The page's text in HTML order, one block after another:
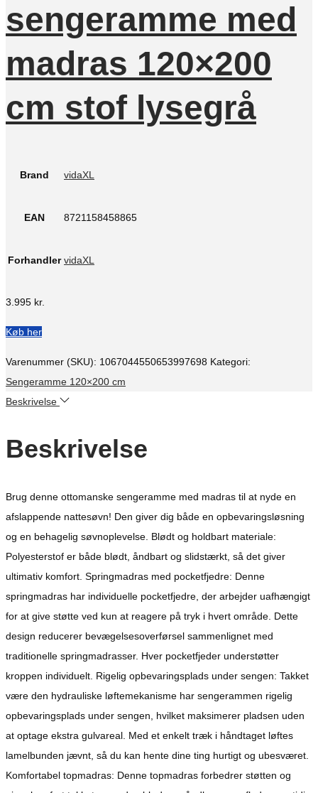
sengeramme med
madras 120×200
cm stof lysegrå
Brand vidaXL
EAN 8721158458865
Forhandler vidaXL
3.995 kr.
Køb her
Varenummer (SKU): 1067044550653997698 Kategori:
Sengeramme 120×200 cm
Beskrivelse
Beskrivelse
Brug denne ottomanske sengeramme med madras til at nyde en
afslappende nattesøvn! Den giver dig både en opbevaringsløsning
og en behagelig søvnoplevelse. Blødt og holdbart materiale:
Polyesterstof er både blødt, åndbart og slidstærkt, så det giver
ultimativ komfort. Springmadras med pocketfjedre: Denne
springmadras har individuelle pocketfjedre, der arbejder uafhængigt
for at give støtte ved kun at reagere på tryk i hvert område. Dette
design reducerer bevægelsesoverførsel sammenlignet med
traditionelle springmadrasser. Hver pocketfjeder understøtter
kroppen individuelt. Rigelig opbevaringsplads under sengen: Takket
være den hydrauliske løftemekanisme har sengerammen rigelig
opbevaringsplads under sengen, hvilket maksimerer pladsen uden
at optage ekstra gulvareal. Med et enkelt træk i håndtaget løftes
lamelbunden jævnt, så du kan hente dine ting hurtigt og ubesværet.
Komfortabel topmadras: Denne topmadras forbedrer støtten og